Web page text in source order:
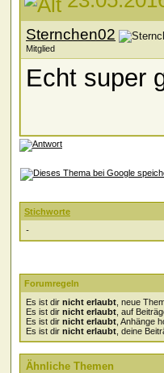
Sternchen02
Mitglied
Echt super
Stichworte
-
Forumregeln
Es ist dir nicht erlaubt , neue
Es ist dir nicht erlaubt , auf
Es ist dir nicht erlaubt , Anhänge
Es ist dir nicht erlaubt , deine
Ähnliche Themen